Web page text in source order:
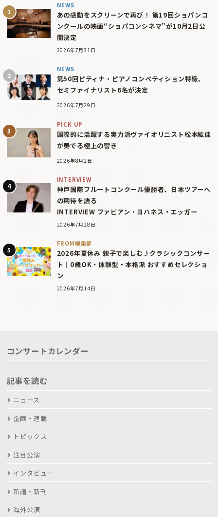
NEWS
あの感動をスクリーンで再び！ 第19回ショパンコ
ンクールの映画“ショパコンシネマ”が10月2日公
開決定
2026年7月31日
NEWS
第50回ピティナ・ピアノコンペティション特級、
セミファイナリスト6名が決定
2026年7月29日
PICK UP
国際的に活躍する実力派ヴァイオリニスト松本紘佳
が奏でる極上の響き
2026年8月2日
INTERVIEW
神戸国際フルートコンクール優勝者、日本ツアーへ
の期待を語る
INTERVIEW ファビアン・ヨハネス・エッガー
2026年7月28日
FROM編集部
2026年夏休み 親子で楽しむ♪クラシックコンサー
ト｜0歳OK・体験型・本格派 おすすめセレクショ
ン
2026年7月14日
コンサートカレンダー
記事を読む
ニュース
企画・連載
トピックス
注目公演
インタビュー
新譜・新刊
海外公演